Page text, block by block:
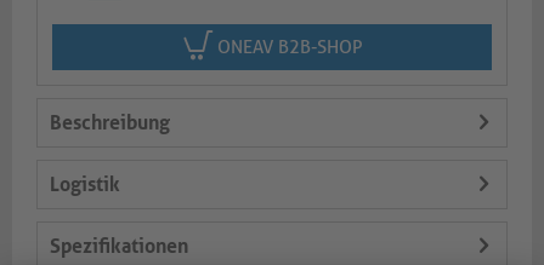
ONEAV B2B-SHOP
Beschreibung
Logistik
Spezifikationen